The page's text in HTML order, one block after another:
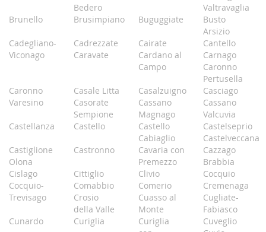
Bedero
Valtravaglia
Brunello
Brusimpiano Buguggiate
Busto
Arsizio
Cadegliano-
Viconago
Cadrezzate Cairate
Cantello
Caravate
Cardano al
Campo
Carnago
Caronno
Pertusella
Caronno
Varesino
Casale Litta Casalzuigno
Casciago
Casorate
Sempione
Cassano
Magnago
Cassano
Valcuvia
Castellanza
Castello
Castello
Cabiaglio
Castelseprio
Castelveccana
Castiglione
Olona
Castronno
Cavaria con
Premezzo
Cazzago
Brabbia
Cislago
Cittiglio Clivio
Cocquio
Cocquio-
Trevisago
Comabbio Comerio
Cremenaga
Crosio
della Valle
Cuasso al
Monte
Cugliate-
Fabiasco
Cunardo
Curiglia
Curiglia
Cuveglio